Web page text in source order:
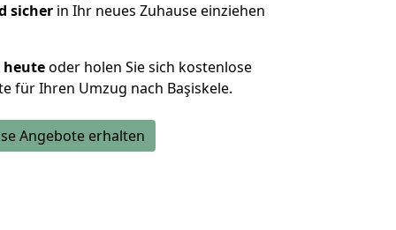
sicher in Ihr neues Zuhause einziehen
heuteoder holen Sie sich kostenlose
für Ihren Umzug nach Başiskele.
Angebote erhalten